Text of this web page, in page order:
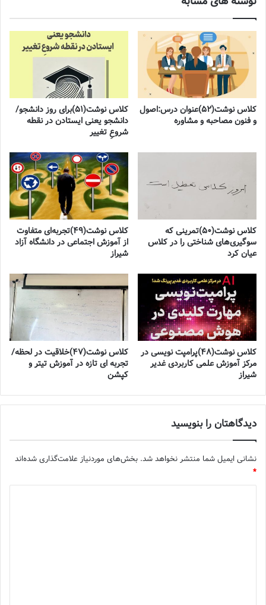
کلاس نوشت(۵۲)عنوان درس:اصول
و فنون مصاحبه و مشاوره
کلاس نوشت(۵۱)برای روز دانشجو/
دانشجو یعنی ایستادن در نقطه
شروعِ تغییر
کلاس نوشت(۵۰)تمرینی که
سوگیری‌های شناختی را در کلاس
عیان کرد
کلاس نوشت(۴۹)تجربه‌ای متفاوت
از آموزش اجتماعی در دانشگاه آزاد
شیراز
کلاس نوشت(۴۸)پرامپت نویسی در
مرکز آموزش علمی کاربردی غدیر
شیراز
کلاس نوشت(۴۷)خلاقیت در لحظه/
تجربه ای تازه در آموزش تیتر و
کپشن
دیدگاهتان را بنویسید
نشانی ایمیل شما منتشر نخواهد شد. بخش‌های موردنیاز علامت‌گذاری شده‌اند
*